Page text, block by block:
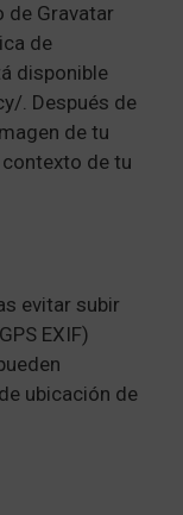
de Gravatar
de
disponible
. Después de
de tu
de tu
evitar subir
EXIF)
ubicación de